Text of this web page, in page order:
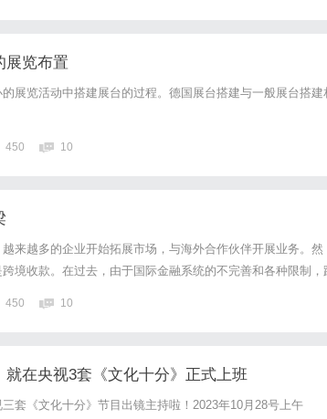
展览布置
展览活动中搭建展台的过程。德国展台搭建与一般展台搭建
450 10
来越多的企业开始拓展市场，与海外合作伙伴开展业务。然
境收款。在过去，由于国际金融系统的不完善和各种限制，
收款是指在国际贸易中，买卖双方之间进行货款结算的方式
键步骤，对进口商而言，跨境收款是支付货款的重要环...
450 10
在央视3套《文化十分》正式上班
套《文化十分》节目出镜主持啦！2023年10月28号上午